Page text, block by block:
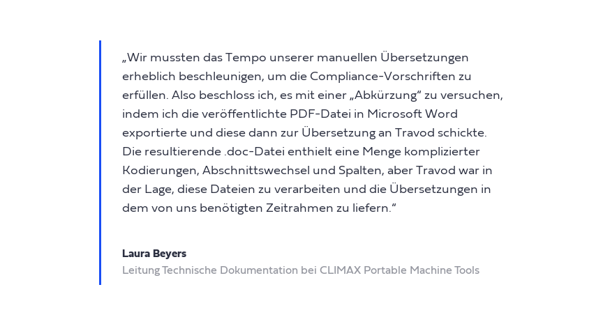
„Wir mussten das Tempo unserer manuellen Übersetzungen
erheblich beschleunigen, um die Compliance-Vorschriften zu
erfüllen. Also beschloss ich, es mit einer „Abkürzung“ zu versuchen,
indem ich die veröffentlichte PDF-Datei in Microsoft Word
exportierte und diese dann zur Übersetzung an Travod schickte.
Die resultierende .doc-Datei enthielt eine Menge komplizierter
Kodierungen, Abschnittswechsel und Spalten, aber Travod war in
der Lage, diese Dateien zu verarbeiten und die Übersetzungen in
dem von uns benötigten Zeitrahmen zu liefern.“
Laura Beyers
Leitung Technische Dokumentation bei CLIMAX Portable Machine Tools